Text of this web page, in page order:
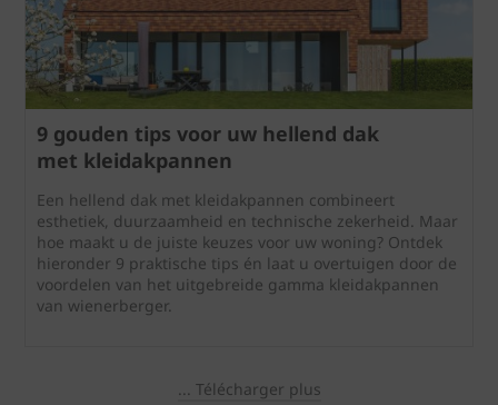
9 gouden tips voor uw hellend dak
met kleidakpannen
Een hellend dak met kleidakpannen combineert
esthetiek, duurzaamheid en technische zekerheid. Maar
hoe maakt u de juiste keuzes voor uw woning? Ontdek
hieronder 9 praktische tips én laat u overtuigen door de
voordelen van het uitgebreide gamma kleidakpannen
van wienerberger.
... Télécharger plus